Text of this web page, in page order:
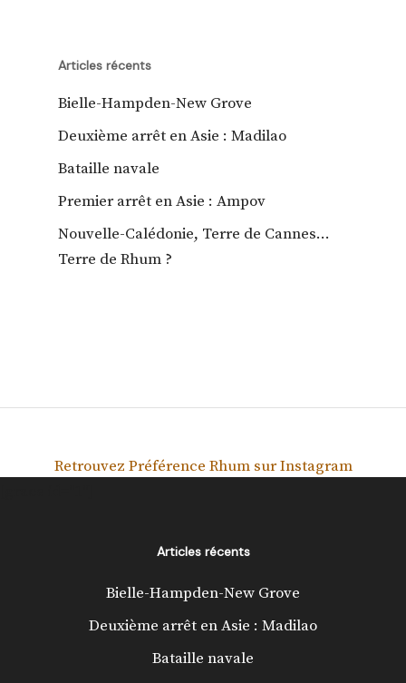
Articles récents
Bielle-Hampden-New Grove
Deuxième arrêt en Asie : Madilao
Bataille navale
Premier arrêt en Asie : Ampov
Nouvelle-Calédonie, Terre de Cannes…
Terre de Rhum ?
Retrouvez Préférence Rhum sur Instagram
Articles récents
Bielle-Hampden-New Grove
Deuxième arrêt en Asie : Madilao
Bataille navale